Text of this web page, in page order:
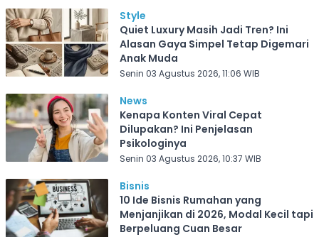
Style
Quiet Luxury Masih Jadi Tren? Ini
Alasan Gaya Simpel Tetap Digemari
Anak Muda
Senin 03 Agustus 2026, 11:06 WIB
News
Kenapa Konten Viral Cepat
Dilupakan? Ini Penjelasan
Psikologinya
Senin 03 Agustus 2026, 10:37 WIB
Bisnis
10 Ide Bisnis Rumahan yang
Menjanjikan di 2026, Modal Kecil tapi
Berpeluang Cuan Besar